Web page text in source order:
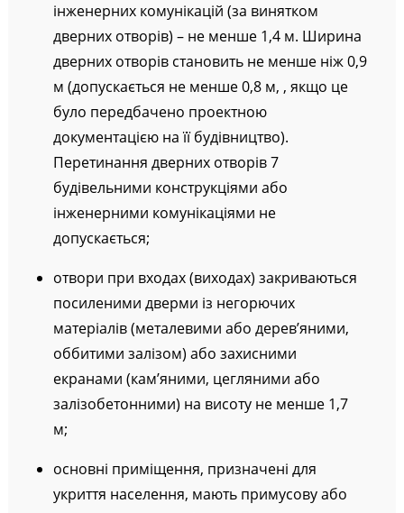
інженерних комунікацій (за винятком
дверних отворів) – не менше 1,4 м. Ширина
дверних отворів становить не менше ніж 0,9
м (допускається не менше 0,8 м, , якщо це
було передбачено проектною
документацією на її будівництво).
Перетинання дверних отворів 7
будівельними конструкціями або
інженерними комунікаціями не
допускається;
отвори при входах (виходах) закриваються
посиленими дверми із негорючих
матеріалів (металевими або дерев’яними,
оббитими залізом) або захисними
екранами (кам’яними, цегляними або
залізобетонними) на висоту не менше 1,7
м;
основні приміщення, призначені для
укриття населення, мають примусову або